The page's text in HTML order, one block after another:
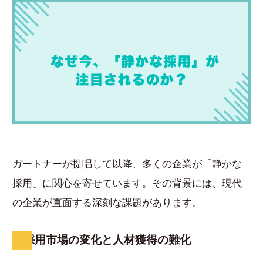
ガートナーが提唱して以降、多くの企業が「静かな
採用」に関心を寄せています。その背景には、現代
の企業が直面する深刻な課題があります。
採用市場の変化と人材獲得の難化